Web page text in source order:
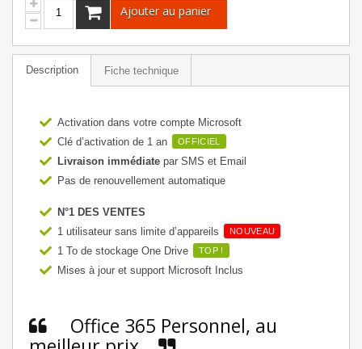
Ajouter au panier
Description Fiche technique
Activation dans votre compte Microsoft
Clé d’activation de 1 an
OFFICIEL
Livraison immédiate par SMS et Email
Pas de renouvellement automatique
N°1 DES VENTES
1 utilisateur sans limite d’appareils
NOUVEAU
1 To de stockage One Drive TOP !
Mises à jour et support Microsoft Inclus
Office 365 Personnel, au